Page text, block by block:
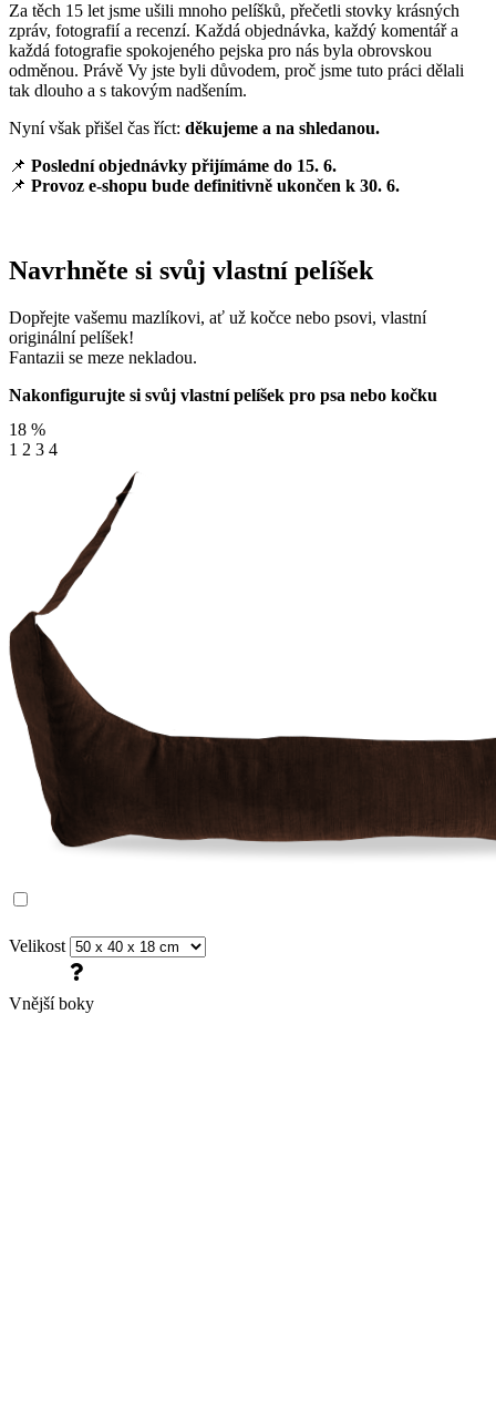
Za těch 15 let jsme ušili mnoho pelíšků, přečetli stovky krásných
zpráv, fotografií a recenzí. Každá objednávka, každý komentář a
každá fotografie spokojeného pejska pro nás byla obrovskou
odměnou. Právě Vy jste byli důvodem, proč jsme tuto práci dělali
tak dlouho a s takovým nadšením.
Nyní však přišel čas říct: děkujeme a na shledanou.
📌 Poslední objednávky přijímáme do 15. 6.
📌 Provoz e-shopu bude definitivně ukončen k 30. 6.
Navrhněte si svůj vlastní pelíšek
Dopřejte vašemu mazlíkovi, ať už kočce nebo psovi, vlastní
originální pelíšek!
Fantazii se meze nekladou.
Nakonfigurujte si svůj vlastní pelíšek pro psa nebo kočku
18 %
1 2 3 4
Velikost
Vnější boky